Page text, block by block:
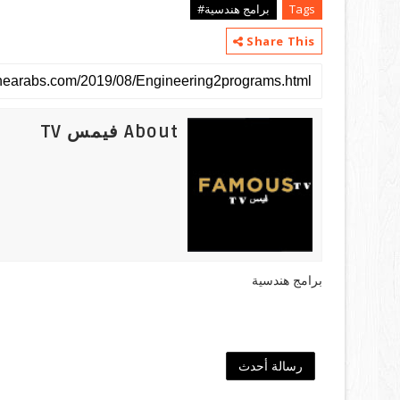
Tags
برامج هندسية#
Share This
About فيمس TV
برامج هندسية
رسالة أحدث